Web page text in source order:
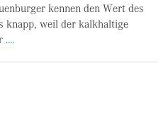
kennen den Wert des
knapp, weil der kalkhaltige
....